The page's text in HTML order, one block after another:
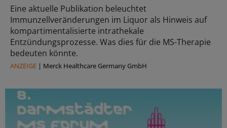
Eine aktuelle Publikation beleuchtet
Immunzellveränderungen im Liquor als Hinweis auf
kompartimentalisierte intrathekale
Entzündungsprozesse. Was dies für die MS-Therapie
bedeuten könnte.
ANZEIGE | Merck Healthcare Germany GmbH